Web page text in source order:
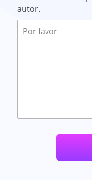
autor.